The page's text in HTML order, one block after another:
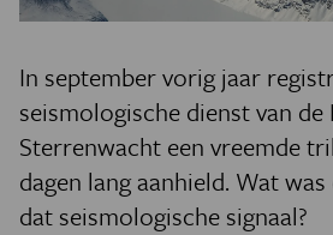
In september vorig jaar
seismologische dienst van
Sterrenwacht een vreemde
dagen lang aanhield. Wat
dat seismologische signaal?